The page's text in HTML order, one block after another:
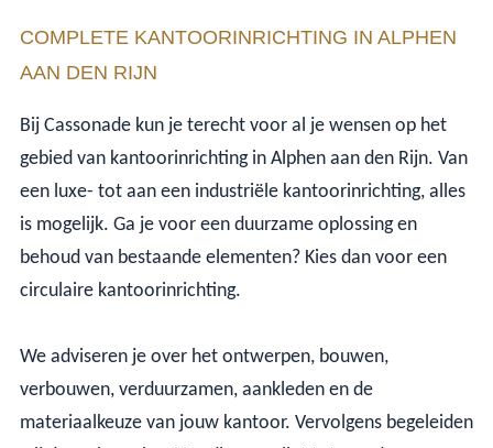
COMPLETE KANTOORINRICHTING IN ALPHEN
AAN DEN RIJN
Bij Cassonade kun je terecht voor al je wensen op het
gebied van kantoorinrichting in Alphen aan den Rijn. Van
een luxe- tot aan een industriële kantoorinrichting, alles
is mogelijk. Ga je voor een duurzame oplossing en
behoud van bestaande elementen? Kies dan voor een
circulaire kantoorinrichting.
We adviseren je over het ontwerpen, bouwen,
verbouwen, verduurzamen, aankleden en de
materiaalkeuze van jouw kantoor. Vervolgens begeleiden